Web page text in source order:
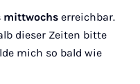
mittwochs erreichbar.
dieser Zeiten bitte
mich so bald wie